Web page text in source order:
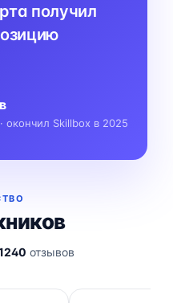
получил
окончил Skillbox в 2025
отзывов